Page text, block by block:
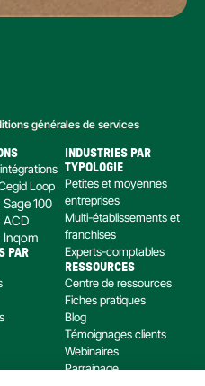
générales de services
Loop
100
ACD
Inqom
PAR
INDUSTRIES PAR
TYPOLOGIE
Petites et moyennes
entreprises
Multi-établissements et
franchises
Experts-comptables
RESSOURCES
Centre de ressources
Fiches pratiques
Blog
Témoignages clients
Webinaires
Parrainage